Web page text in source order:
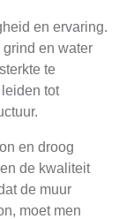
en ervaring.
en water
te
tot
en droog
de kwaliteit
de muur
moet men